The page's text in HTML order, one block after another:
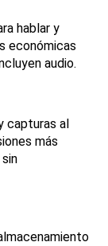
hablar y
económicas
audio.
capturas al
más